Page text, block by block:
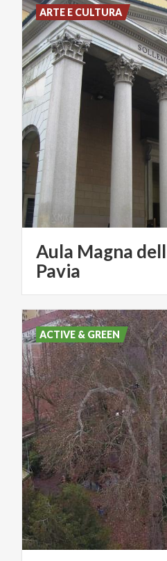
Aula Magna
Pavia
ARTE E CULTURA
ACTIVE & GREEN